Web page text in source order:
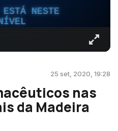
ESTÁ NESTE
25 set, 2020, 19:28
nas
da Madeira